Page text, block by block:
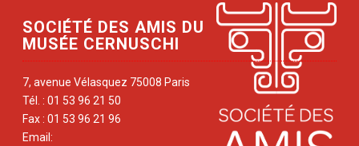
SOCIÉTÉ DES AMIS DU
MUSÉE CERNUSCHI
7, avenue Vélasquez 75008 Paris
Tél. : 01 53 96 21 50
Fax : 01 53 96 21 96
Email: